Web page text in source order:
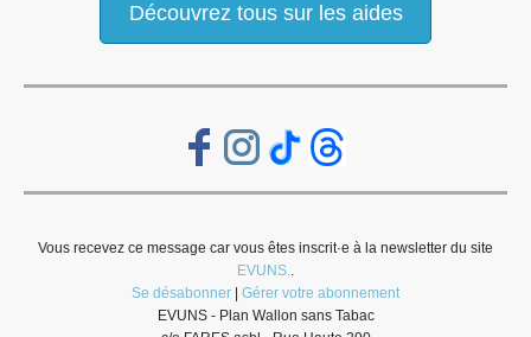
Découvrez tous sur les aides
Vous recevez ce message car vous êtes inscrit·e à la newsletter du site
EVUNS..
Se désabonner
Gérer votre abonnement
EVUNS - Plan Wallon sans Tabac